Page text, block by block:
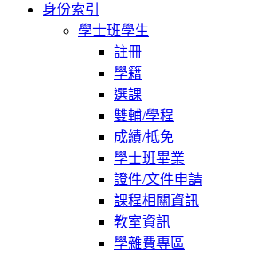
身份索引
學士班學生
註冊
學籍
選課
雙輔/學程
成績/抵免
學士班畢業
證件/文件申請
課程相關資訊
教室資訊
學雜費專區